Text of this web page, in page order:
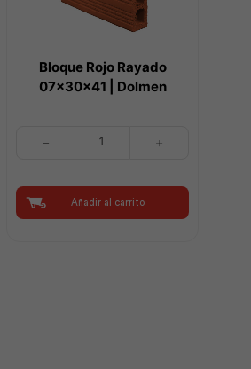
Bloque Rojo Rayado
07x30x41 | Dolmen
07x30x41
Dolmen
Añadir al carrito